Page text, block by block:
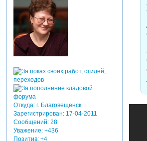
Откуда:г. Благовещенск
Зарегистрирован: 17-04-2011
Сообщений:28
Уважение: +436
Позитив: +4